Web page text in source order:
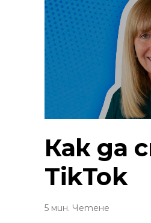
Как да
TikTok
5 мин. Четене